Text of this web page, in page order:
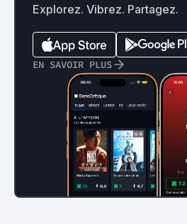
Explorez. Vibrez. Partagez.
EN SAVOIR PLUS